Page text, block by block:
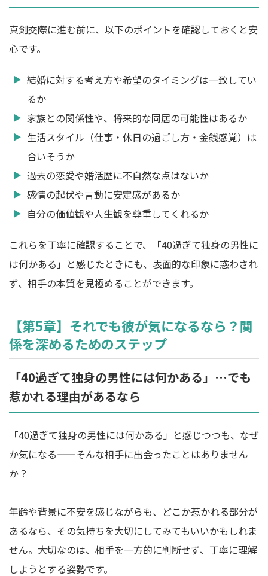
真剣交際に進む前に、以下のポイントを確認しておくと安
心です。
結婚に対する考え方や希望のタイミングは一致してい
るか
家族との関係性や、将来的な同居の可能性はあるか
生活スタイル（仕事・休日の過ごし方・金銭感覚）は
合いそうか
過去の恋愛や婚活歴に不自然な点はないか
感情の起伏や言動に安定感があるか
自分の価値観や人生観を尊重してくれるか
これらを丁寧に確認することで、「40過ぎて独身の男性に
は何かある」と感じたときにも、表面的な印象に惑わされ
ず、相手の本質を見極めることができます。
【第5章】それでも彼が気になるなら？関
係を深めるためのステップ
「40過ぎて独身の男性には何かある」…でも
惹かれる理由があるなら
「40過ぎて独身の男性には何かある」と感じつつも、なぜ
か気になる——そんな相手に出会ったことはありません
か？
年齢や背景に不安を感じながらも、どこか惹かれる部分が
あるなら、その気持ちを大切にしてみてもいいかもしれま
せん。大切なのは、相手を一方的に判断せず、丁寧に理解
しようとする姿勢です。